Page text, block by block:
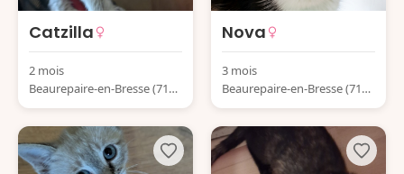
Catzilla
2 mois
Beaurepaire-en-Bresse (7158
0) France
Nova
3 mois
Beaurepaire-en-Bresse (7158
0) France